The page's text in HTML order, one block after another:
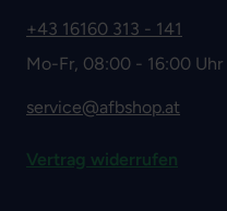
+43 16160 313 - 141
Mo-Fr, 08:00 - 16:00 Uhr
service@afbshop.at
Vertrag widerrufen